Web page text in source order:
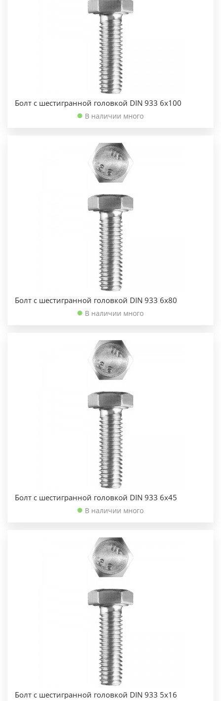
Болт с шестигранной головкой DIN 933 6х100
В наличии много
Болт с шестигранной головкой DIN 933 6х80
В наличии много
Болт с шестигранной головкой DIN 933 6х45
В наличии много
Болт с шестигранной головкой DIN 933 5х16